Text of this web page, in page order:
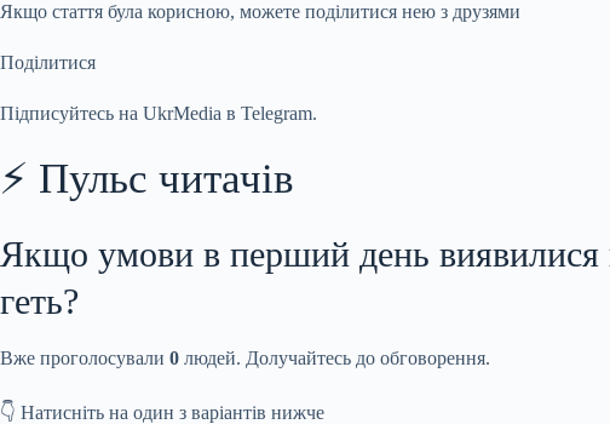
Якщо стаття була корисною, можете поділитися нею з друзями
Поділитися
Підписуйтесь на UkrMedia в Telegram.
⚡ Пульс читачів
Якщо умови в перший день виявилися
геть?
Вже проголосували 0 людей. Долучайтесь до обговорення.
👇 Натисніть на один з варіантів нижче